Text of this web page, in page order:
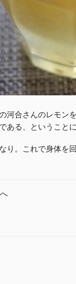
河合さんのレモン
ある、ということ
り。これで身体を